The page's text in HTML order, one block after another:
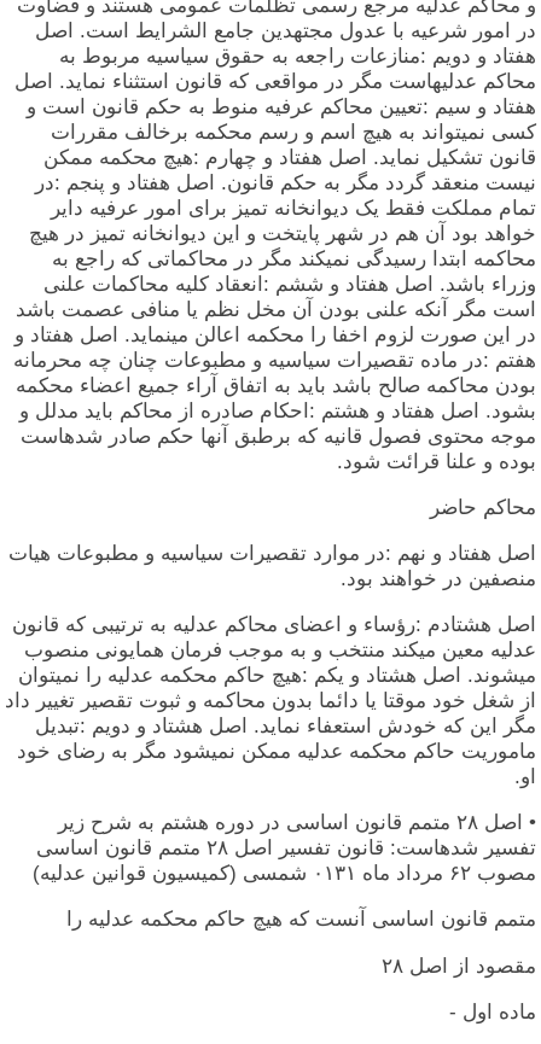
و محاکم عدلیه مرجع رسمی تظلمات عمومی هستند و قضاوت
در امور شرعیه با عدول مجتهدین جامع الشرایط است. اصل
هفتاد و دویم :منازعات راجعه به حقوق سیاسیه مربوط به
محاکم عدلیهاست مگر در مواقعی که قانون استثناء نماید. اصل
هفتاد و سیم :تعیین محاکم عرفیه منوط به حکم قانون است و
کسی نمیتواند به هیچ اسم و رسم محکمه برخالف مقررات
قانون تشکیل نماید. اصل هفتاد و چهارم :هیچ محکمه ممکن
نیست منعقد گردد مگر به حکم قانون. اصل هفتاد و پنجم :در
تمام مملکت فقط یک دیوانخانه تمیز برای امور عرفیه دایر
خواهد بود آن هم در شهر پایتخت و این دیوانخانه تمیز در هیچ
محاکمه ابتدا رسیدگی نمیکند مگر در محاکماتی که راجع به
وزراء باشد. اصل هفتاد و ششم :انعقاد کلیه محاکمات علنی
است مگر آنکه علنی بودن آن مخل نظم یا منافی عصمت باشد
در این صورت لزوم اخفا را محکمه اعالن مینماید. اصل هفتاد و
هفتم :در ماده تقصیرات سیاسیه و مطبوعات چنان چه محرمانه
بودن محاکمه صالح باشد باید به اتفاق آراء جمیع اعضاء محکمه
بشود. اصل هفتاد و هشتم :احکام صادره از محاکم باید مدلل و
موجه محتوی فصول قانیه که برطبق آنها حکم صادر شدهاست
بوده و علنا قرائت شود.
محاکم حاضر
اصل هفتاد و نهم :در موارد تقصیرات سیاسیه و مطبوعات هیات
منصفین در خواهند بود.
اصل هشتادم :رؤساء و اعضای محاکم عدلیه به ترتیبی که قانون
عدلیه معین میکند منتخب و به موجب فرمان همایونی منصوب
میشوند. اصل هشتاد و یکم :هیچ حاکم محکمه عدلیه را نمیتوان
از شغل خود موقتا یا دائما بدون محاکمه و ثبوت تقصیر تغییر داد
مگر این که خودش استعفاء نماید. اصل هشتاد و دویم :تبدیل
ماموریت حاکم محکمه عدلیه ممکن نمیشود مگر به رضای خود
او.
• اصل ۲۸ متمم قانون اساسی در دوره هشتم به شرح زیر
تفسیر شدهاست: قانون تفسیر اصل ۲۸ متمم قانون اساسی
مصوب ۶۲ مرداد ماه ۰۱۳۱ شمسی (کمیسیون قوانین عدلیه)
متمم قانون اساسی آنست که هیچ حاکم محکمه عدلیه را
مقصود از اصل ۲۸
ماده اول -